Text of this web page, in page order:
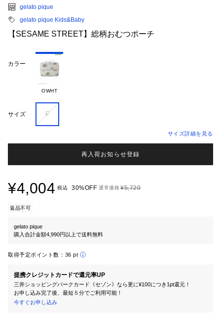
gelato pique
gelato pique Kids&Baby
【SESAME STREET】総柄おむつポーチ
カラー
OWHT
サイズ F
サイズ詳細を見る
再入荷お知らせ登録
¥4,004 税込 30%OFF 通常価格¥5,720
返品不可
gelato pique
購入合計金額4,990円以上で送料無料
取得予定ポイント数： 36 pt
提携クレジットカードで還元率UP
三井ショッピングパークカード《セゾン》なら更に¥100につき1pt還元！
お申し込み完了後、最短５分でご利用可能！
今すぐお申し込み